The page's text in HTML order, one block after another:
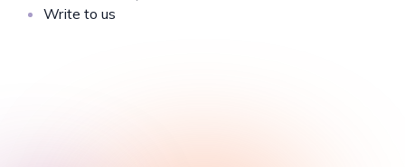
Write to us